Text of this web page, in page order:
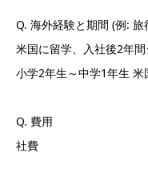
Q. 海外経験と期間 (例:
米国に留学、入社後2年
小学2年生～中学1年生
Q. 費用
社費